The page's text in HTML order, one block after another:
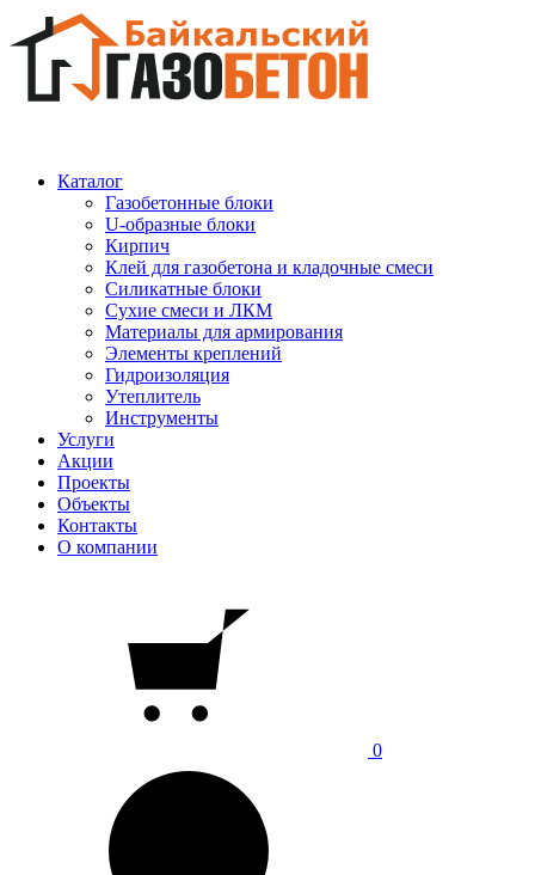
Каталог
Газобетонные блоки
U-образные блоки
Кирпич
Клей для газобетона и кладочные смеси
Силикатные блоки
Сухие смеси и ЛКМ
Материалы для армирования
Элементы креплений
Гидроизоляция
Утеплитель
Инструменты
Услуги
Акции
Проекты
Объекты
Контакты
О компании
0